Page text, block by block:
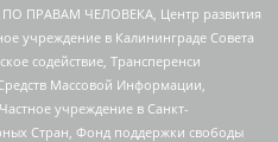
ПРАВАМ ЧЕЛОВЕКА, Центр развития
учреждение в Калининграде Совета
содействие, Трансперенси
Массовой Информации,
учреждение в Санкт-
Стран, Фонд поддержки свободы